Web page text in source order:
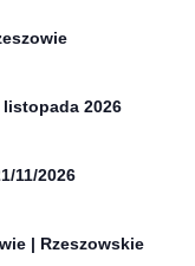
listopada 2026
11/2026
| Rzeszowskie